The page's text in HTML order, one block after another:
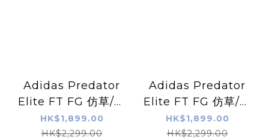
Adidas Predator
Elite FT FG 仿草/草
地足球鞋 白藍色
HK$1,899.00
HK$2,299.00
Adidas Predator
Elite FT FG 仿草/草
地足球鞋 白粉色
HK$1,899.00
HK$2,299.00